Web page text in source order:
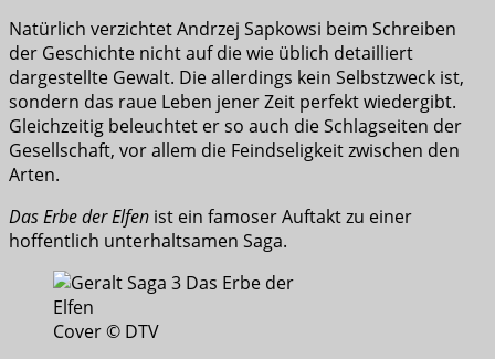
Natürlich verzichtet Andrzej Sapkowsi beim Schreiben
der Geschichte nicht auf die wie üblich detailliert
dargestellte Gewalt. Die allerdings kein Selbstzweck ist,
sondern das raue Leben jener Zeit perfekt wiedergibt.
Gleichzeitig beleuchtet er so auch die Schlagseiten der
Gesellschaft, vor allem die Feindseligkeit zwischen den
Arten.
Das Erbe der Elfen ist ein famoser Auftakt zu einer
hoffentlich unterhaltsamen Saga.
Cover © DTV